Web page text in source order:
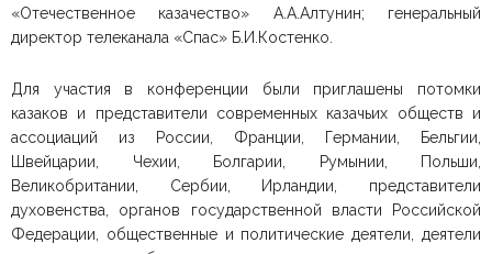
«Отечественное казачество» А.А.Алтунин; генеральный
директор телеканала «Спас» Б.И.Костенко.
Для участия в конференции были приглашены потомки
казаков и представители современных казачьих обществ и
ассоциаций из России, Франции, Германии, Бельгии,
Швейцарии, Чехии, Болгарии, Румынии, Польши,
Великобритании, Сербии, Ирландии, представители
духовенства, органов государственной власти Российской
Федерации, общественные и политические деятели, деятели